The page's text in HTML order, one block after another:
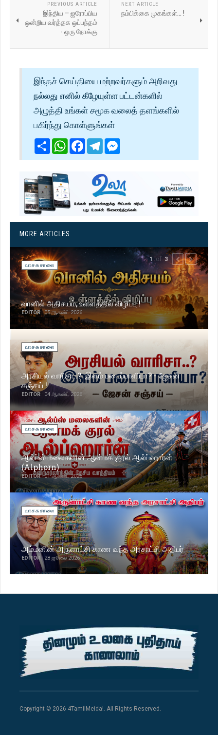
PREVIOUS ARTICLE
இந்திய – ஐரோப்பிய
ஒன்றிய வர்த்தக ஒப்பந்தம்
- ஒரு நோக்கு
NEXT ARTICLE
நம்பிக்கை முகங்கள்... !
இந்தச் செய்தியை மற்றவர்களும் அறிவது
நல்லது எனில் கீழேயுள்ள பட்டன்களில்
அழுத்தி உங்கள் சமூக வலைத் தளங்களில்
பகிர்ந்து கொள்ளுங்கள்
ShareWhatsApp
Facebook
Telegram
MORE ARTICLES
வாசகசாலை
வானில் அதிசயம், உள்ளத்தில் விழிப்பு !
EDITOR 05 ஆகஸ்ட் 2026
வாசகசாலை
அரசியல் வாரிசா..? இளம் படைப்பாளியா? - ஜேசன்
சஞ்சய் !
EDITOR 04 ஆகஸ்ட் 2026
வாசகசாலை
ஆல்ப்ஸ் மலைகளின் ஆன்மக் குரல் ஆல்ப்ஹார்ன்
(Alphorn)
EDITOR 01 ஆகஸ்ட் 2026
வாசகசாலை
அம்மனின் அருளாட்சி காண வந்த அரசாட்சி அதிபர்
EDITOR 28 ஜூலை 2026
1 of3 PREVIOUS
NEXT
Copyright © 2026 4TamilMeida!. All Rights Reserved.